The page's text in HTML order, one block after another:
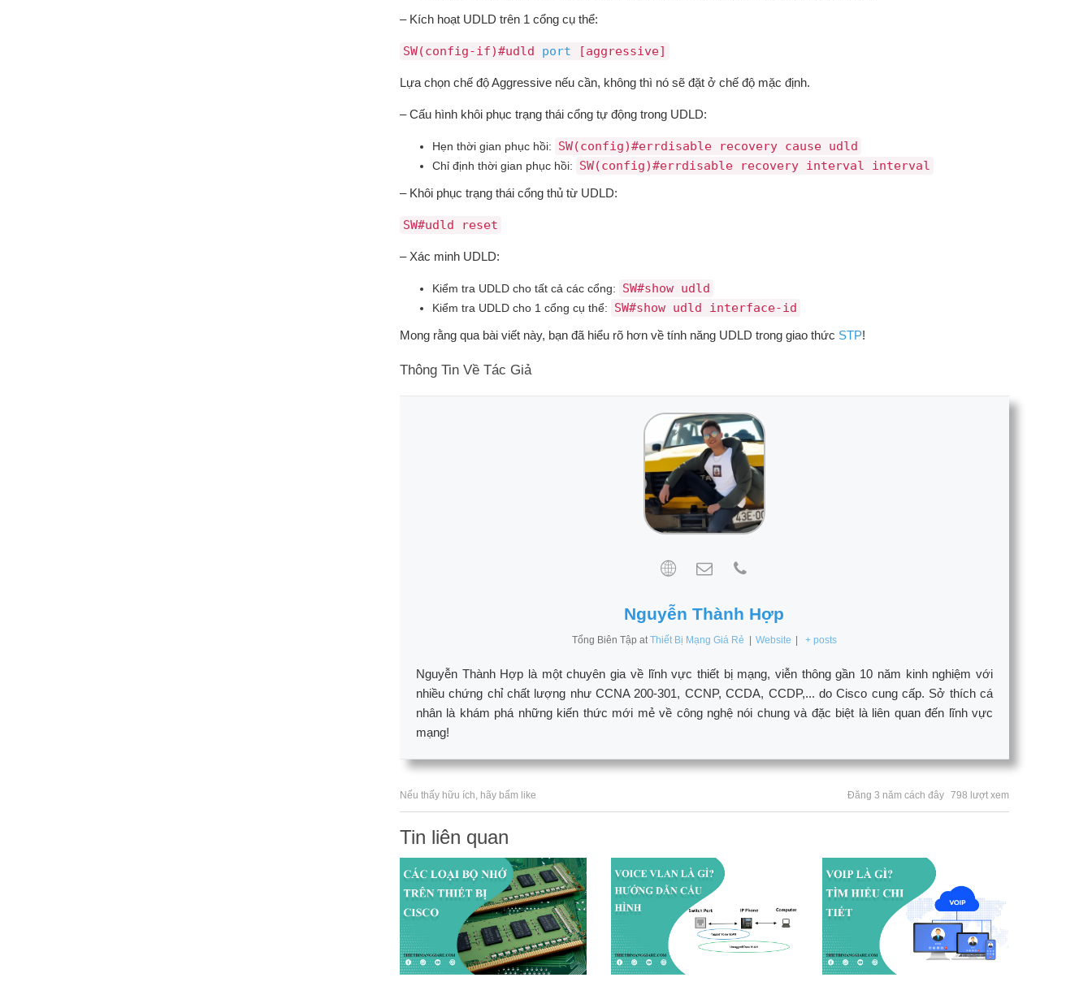
– Kích hoạt UDLD trên 1 cổng cụ thể:
SW(config-if)#udld port [aggressive]
Lựa chọn chế độ Aggressive nếu cần, không thì nó sẽ đặt ở chế độ mặc định.
– Cấu hình khôi phục trạng thái cổng tự động trong UDLD:
Hẹn thời gian phục hồi: SW(config)#errdisable recovery cause udld
Chỉ định thời gian phục hồi: SW(config)#errdisable recovery interval interval
– Khôi phục trạng thái cổng thủ từ UDLD:
SW#udld reset
– Xác minh UDLD:
Kiểm tra UDLD cho tất cả các cổng: SW#show udld
Kiểm tra UDLD cho 1 cổng cụ thể: SW#show udld interface-id
Mong rằng qua bài viết này, bạn đã hiểu rõ hơn về tính năng UDLD trong giao thức STP!
Thông Tin Về Tác Giả
Nguyễn Thành Hợp
Tổng Biên Tập at Thiết Bị Mạng Giá Rẻ | Website | + posts
Nguyễn Thành Hợp là một chuyên gia về lĩnh vực thiết bị mạng, viễn thông gần 10 năm kinh nghiệm với
nhiều chứng chỉ chất lượng như CCNA 200-301, CCNP, CCDA, CCDP,... do Cisco cung cấp. Sở thích cá
nhân là khám phá những kiến thức mới mẻ về công nghệ nói chung và đặc biệt là liên quan đến lĩnh vực
mạng!
Nếu thấy hữu ích, hãy bấm like Đăng 3 năm cách đây 798 lượt xem
Tin liên quan